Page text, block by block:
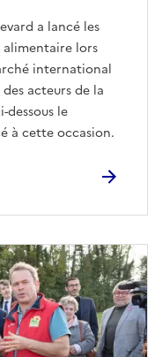
a lancé les
alimentaire lors
international
acteurs de la
le
à cette occasion.